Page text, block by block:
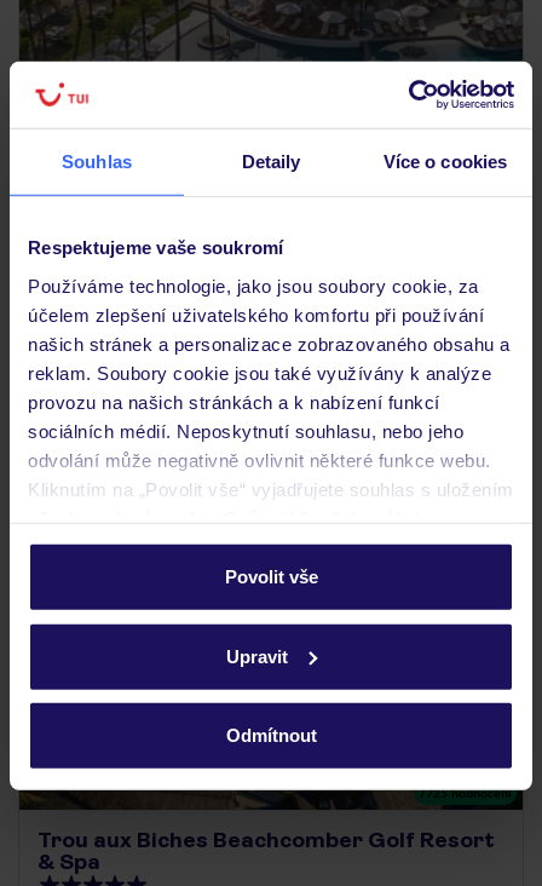
Souhlas Detaily Více o cookies
Respektujeme vaše soukromí
Používáme technologie, jako jsou soubory cookie, za
účelem zlepšení uživatelského komfortu při používání
našich stránek a personalizace zobrazovaného obsahu a
reklam. Soubory cookie jsou také využívány k analýze
provozu na našich stránkách a k nabízení funkcí
sociálních médií. Neposkytnutí souhlasu, nebo jeho
odvolání může negativně ovlivnit některé funkce webu.
Kliknutím na „Povolit vše“ vyjadřujete souhlas s uložením
personalizovat v sekci „Personalizace“.
Podrobné informace o souborech cookie naleznete v
ochrany osobních údajů.
Povolit vše
Upravit
Odmítnout
4.9/5
LUX* Belle Mare
81 647 KČ
27.08.2026 - 04.09.2026
(6 nocí)
Praha (11:40)
All Inclusive
přímo u nejkrásnější pláže ostrova
4.8/5
7725 hodnocení
Trou aux Biches Beachcomber Golf Resort
& Spa